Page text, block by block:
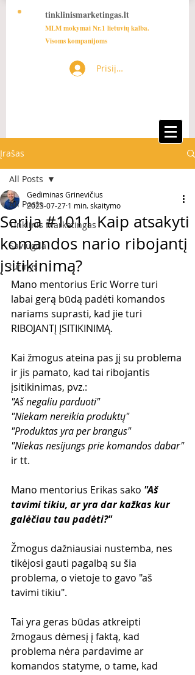
tinklinismarketingas.lt
MLM mokymai Nr.1 lietuvių kalba.
Visoms kompanijoms
Prisijungti
Įrašas
All Posts
Tinklinis Marketingas
Saviugda
turinys
All Posts
Serija #1011 Kaip atsakyti
komandos nario ribojantį
įsitikinimą?
Gediminas Grinevičius
2023-07-27 1 min. skaitymo
Mano mentorius Eric Worre turi
labai gerą būdą padėti komandos
nariams suprasti, kad jie turi
RIBOJANTĮ ĮSITIKINIMĄ.
Kai žmogus ateina pas jį su problema
ir jis pamato, kad tai ribojantis
įsitikinimas, pvz.:
"Aš negaliu parduoti"
"Niekam nereikia produktų"
"Produktas yra per brangus"
"Niekas nesijungs prie komandos dabar"
ir tt.
Mano mentorius Erikas sako "Aš
tavimi tikiu, ar yra dar kažkas kur
galėčiau tau padėti?"
Žmogus dažniausiai nustemba, nes
tikėjosi gauti pagalbą su šia
problema, o vietoje to gavo "aš
tavimi tikiu".
Tai yra geras būdas atkreipti
žmogaus dėmesį į faktą, kad
problema nėra pardavime ar
komandos statyme, o tame, kad